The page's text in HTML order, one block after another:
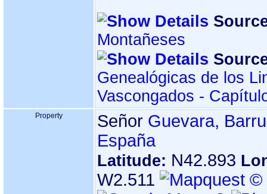
Montañeses
Genealógicas de los
Vascongados -
Property Señor Guevara,
España
Latitude: N42.893
W2.511